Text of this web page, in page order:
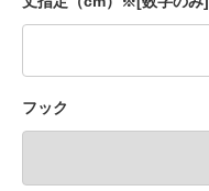
フック